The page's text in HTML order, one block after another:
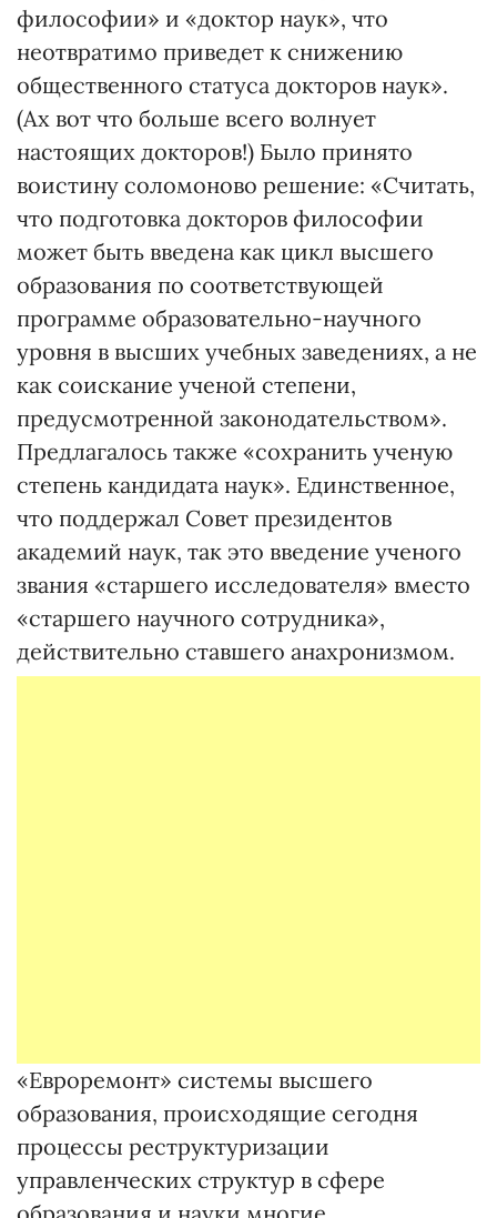
философии» и «доктор наук», что
неотвратимо приведет к снижению
общественного статуса докторов наук».
(Ах вот что больше всего волнует
настоящих докторов!) Было принято
воистину соломоново решение: «Считать,
что подготовка докторов философии
может быть введена как цикл высшего
образования по соответствующей
программе образовательно-научного
уровня в высших учебных заведениях, а не
как соискание ученой степени,
предусмотренной законодательством».
Предлагалось также «сохранить ученую
степень кандидата наук». Единственное,
что поддержал Совет президентов
академий наук, так это введение ученого
звания «старшего исследователя» вместо
«старшего научного сотрудника»,
действительно ставшего анахронизмом.
«Евроремонт» системы высшего
образования, происходящие сегодня
процессы реструктуризации
управленческих структур в сфере